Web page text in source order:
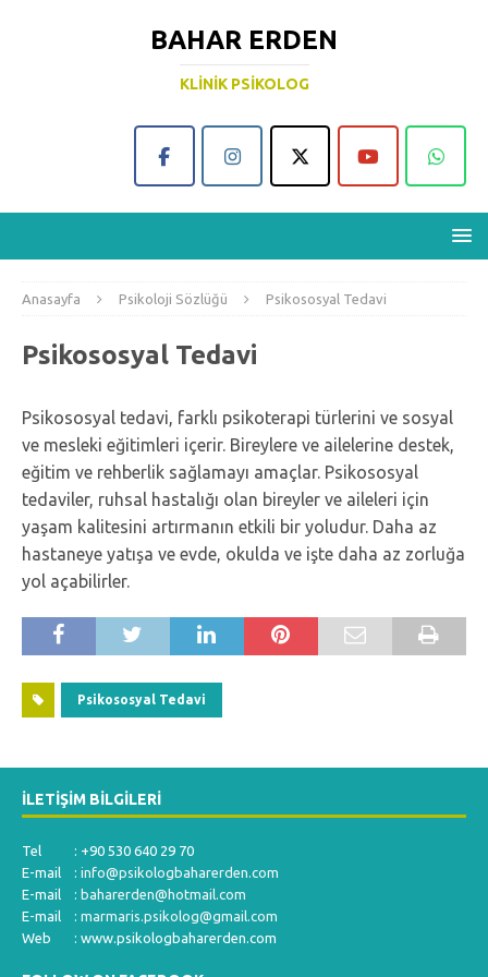
BAHAR ERDEN
KLINIK PSIKOLOG
Anasayfa Psikoloji Sözlüğü Psikososyal Tedavi
Psikososyal Tedavi
Psikososyal tedavi, farklı psikoterapi türlerini ve sosyal
ve mesleki eğitimleri içerir. Bireylere ve ailelerine destek,
eğitim ve rehberlik sağlamayı amaçlar. Psikososyal
tedaviler, ruhsal hastalığı olan bireyler ve aileleri için
yaşam kalitesini artırmanın etkili bir yoludur. Daha az
hastaneye yatışa ve evde, okulda ve işte daha az zorluğa
yol açabilirler.
Psikososyal Tedavi
İLETIŞIM BILGILERI
Tel : +90 530 640 29 70
E-mail : info@psikologbaharerden.com
E-mail : baharerden@hotmail.com
E-mail : marmaris.psikolog@gmail.com
Web : www.psikologbaharerden.com